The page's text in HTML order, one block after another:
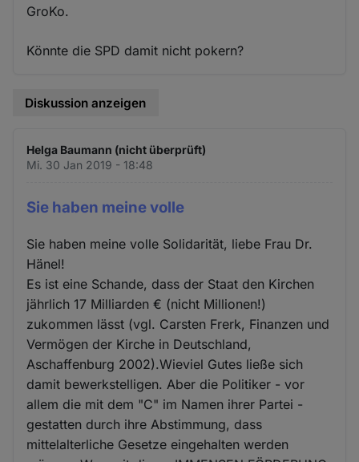
GroKo.
Könnte die SPD damit nicht pokern?
Diskussion anzeigen
Helga Baumann (nicht überprüft)
Mi. 30 Jan 2019 - 18:48
Sie haben meine volle
Sie haben meine volle Solidarität, liebe Frau Dr.
Hänel!
Es ist eine Schande, dass der Staat den Kirchen
jährlich 17 Milliarden € (nicht Millionen!)
zukommen lässt (vgl. Carsten Frerk, Finanzen und
Vermögen der Kirche in Deutschland,
Aschaffenburg 2002).Wieviel Gutes ließe sich
damit bewerkstelligen. Aber die Politiker - vor
allem die mit dem "C" im Namen ihrer Partei -
gestatten durch ihre Abstimmung, dass
mittelalterliche Gesetze eingehalten werden